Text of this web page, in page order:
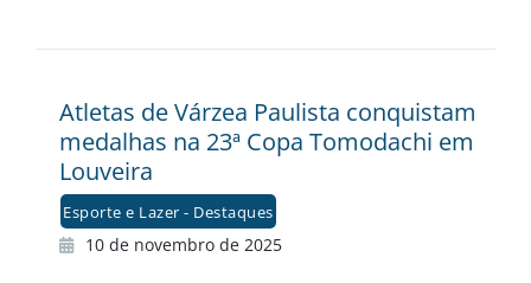
Atletas de Várzea Paulista conquistam
medalhas na 23ª Copa Tomodachi em
Louveira
Esporte e Lazer - Destaques
10 de novembro de 2025